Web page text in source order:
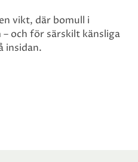
vikt, där bomull i
och för särskilt känsliga
insidan.